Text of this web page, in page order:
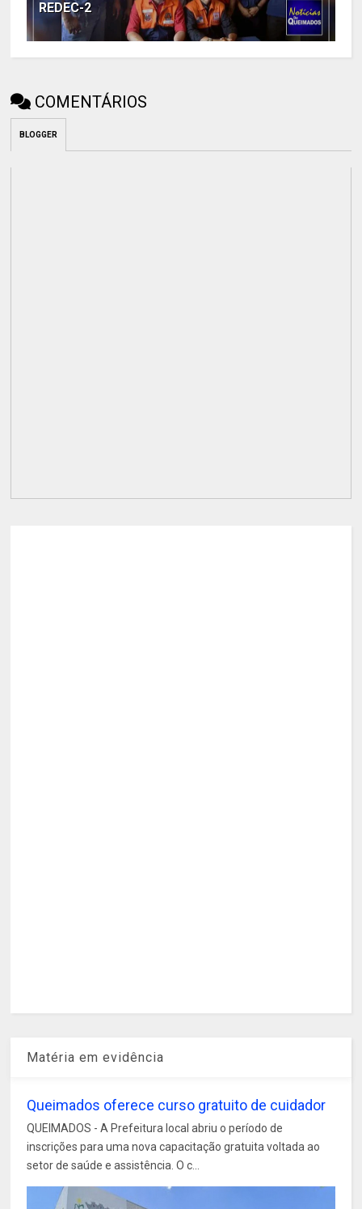
REDEC-2
COMENTÁRIOS
BLOGGER
Matéria em evidência
Queimados oferece curso gratuito de cuidador
QUEIMADOS - A Prefeitura local abriu o período de
inscrições para uma nova capacitação gratuita voltada ao
setor de saúde e assistência. O c...